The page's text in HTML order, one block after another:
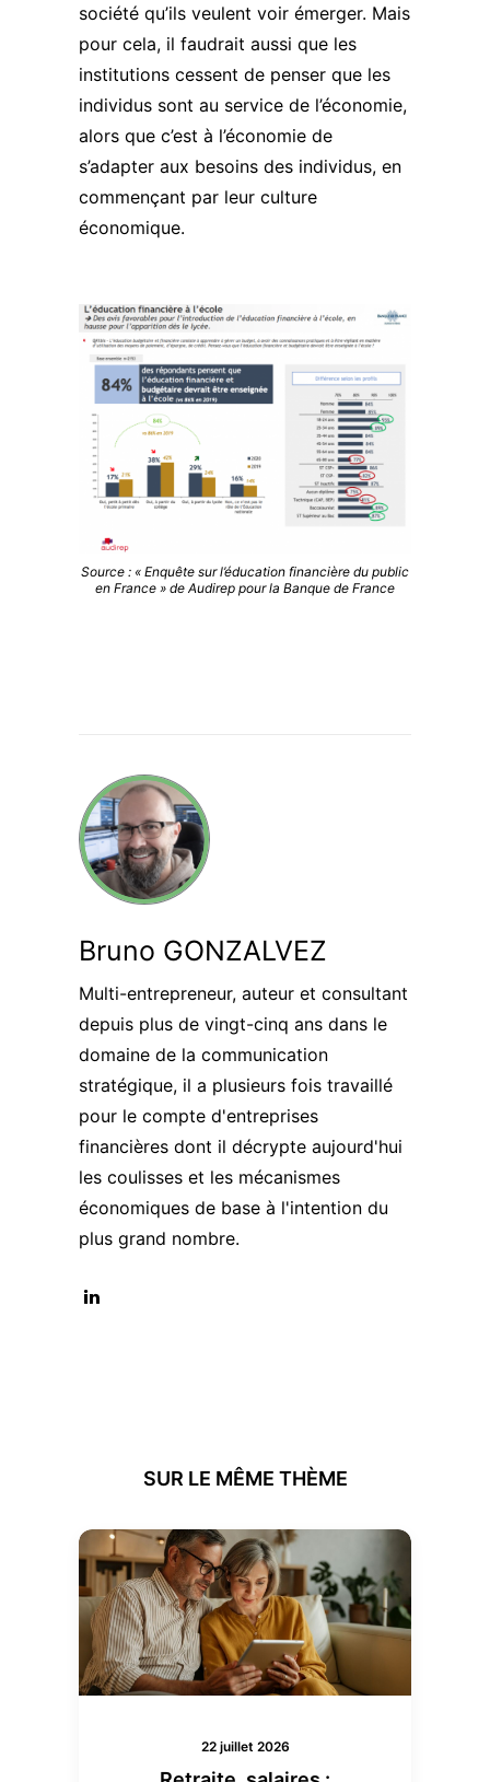
société qu’ils veulent voir émerger. Mais
pour cela, il faudrait aussi que les
institutions cessent de penser que les
individus sont au service de l’économie,
alors que c’est à l’économie de
s’adapter aux besoins des individus, en
commençant par leur culture
économique.
Source : « Enquête sur l’éducation financière du public
en France » de Audirep pour la Banque de France
Bruno GONZALVEZ
Multi-entrepreneur, auteur et consultant
depuis plus de vingt-cinq ans dans le
domaine de la communication
stratégique, il a plusieurs fois travaillé
pour le compte d'entreprises
financières dont il décrypte aujourd'hui
les coulisses et les mécanismes
économiques de base à l'intention du
plus grand nombre.
SUR LE MÊME THÈME
22 juillet 2026